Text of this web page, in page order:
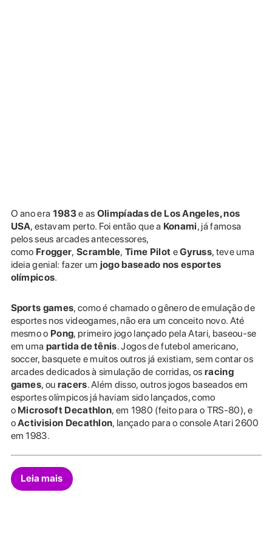
O ano era 1983e as Olimpíadas de Los Angeles, nos
USA, estavam perto. Foi então que a Konami, já famosa
pelos seus arcades antecessores,
como Frogger, Scramble,Time Pilot eGyruss, teve uma
ideia genial: fazer um jogo baseado nos esportes
olímpicos.
Sports games, como é chamado o gênero de emulação de
esportes nos videogames, não era um conceito novo. Até
mesmo o Pong, primeiro jogo lançado pela Atari, baseou-se
em uma partida de tênis. Jogos de futebol americano,
soccer, basquete e muitos outros já existiam, sem contar os
arcades dedicados à simulação de corridas, os racing
games, ou racers. Além disso, outros jogos baseados em
esportes olímpicos já haviam sido lançados, como
o Microsoft Decathlon, em 1980 (feito para o TRS-80), e
oActivision Decathlon, lançado para o console Atari 2600
em 1983.
Leia mais